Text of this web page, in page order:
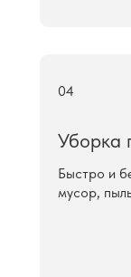
Быстро и
мусор,
Уборка
04